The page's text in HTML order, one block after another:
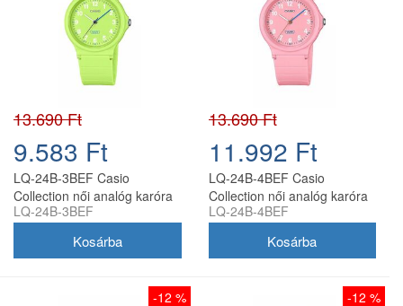
13.690 Ft
9.583 Ft
LQ-24B-3BEF Casio
Collection női analóg karóra
LQ-24B-3BEF
13.690 Ft
11.992 Ft
LQ-24B-4BEF Casio
Collection női analóg karóra
LQ-24B-4BEF
-12 % -12 %